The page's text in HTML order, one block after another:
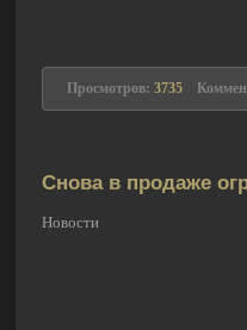
Просмотров: 3735
Снова в продаже
Новости